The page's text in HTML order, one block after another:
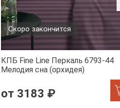
Скоро закончится
КПБ Fine Line Перкаль 6793-44
Мелодия сна (орхидея)
от 3183 ₽